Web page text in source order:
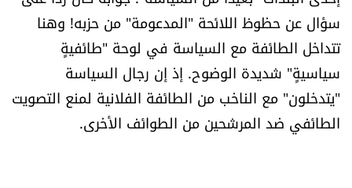
من نحن
للتواصل معنا
شروط الاستخدام
سؤال عن حظوظ اللائحة "المدعومة" من حزبه! وهنا
تتداخل الطائفة مع السياسة في لوحة "طائفيةٍ
سياسيةٍ" شديدة الوضوح. إذ إن رجال السياسة
"يتدخلون" مع الناخب من الطائفة الفلانية لمنع التصويت
الطائفي ضد المرشحين من الطوائف الأخرى.